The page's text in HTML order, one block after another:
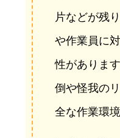
片などが残
や作業員に
性がありま
倒や怪我の
全な作業環